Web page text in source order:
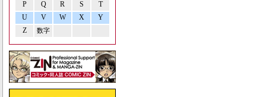
P Q R S
T
U
V W X
Y
Z
数字